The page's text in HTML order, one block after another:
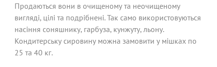
Продаються вони в очищеному та неочищеному
вигляді, цілі та подрібнені. Так само використовуються
насіння соняшнику, гарбуза, кунжуту, льону.
Кондитерську сировину можна замовити у мішках по
25 та 40 кг.